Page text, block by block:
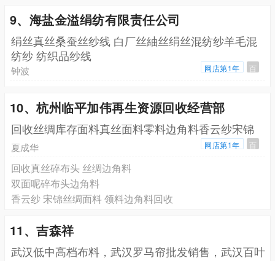
9、海盐金溢绢纺有限责任公司
绢丝真丝桑蚕丝纱线 白厂丝紬丝绢丝混纺纱羊毛混
纺纱 纺织品纱线
钟波 网店第1年 百
10、杭州临平加伟再生资源回收经营部
回收丝绸库存面料真丝面料零料边角料香云纱宋锦
夏成华 网店第1年 百
回收真丝碎布头 丝绸边角料
双面呢碎布头边角料
香云纱 宋锦丝绸面料 领料边角料回收
11、吉森祥
武汉低中高档布料，武汉罗马帘批发销售，武汉百叶